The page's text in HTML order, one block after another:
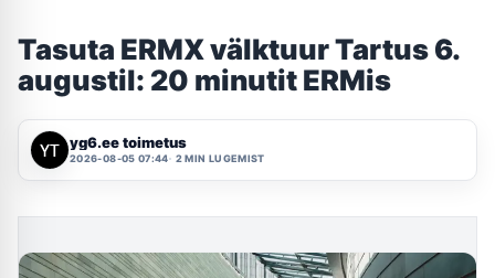
Tasuta ERMX välktuur Tartus 6.
augustil: 20 minutit ERMis
yg6.ee toimetus
2026-08-05 07:44 2 MIN LUGEMIST